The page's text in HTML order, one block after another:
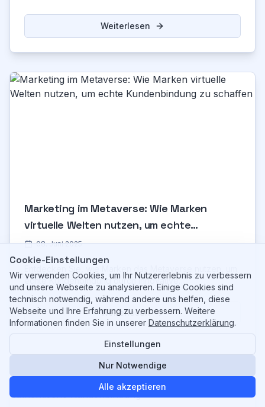
Weiterlesen
Marketing im Metaverse: Wie Marken
virtuelle Welten nutzen, um echte
Kundenbindung zu schaffen
08. Juni 2025
echte Kundenbindung durch innovative
Marketingstrategien, virtuelle Events und NFTs zu
schaffen.
Weiterlesen
Cookie-Einstellungen
Wir verwenden Cookies, um Ihr Nutzererlebnis zu verbessern
und unsere Webseite zu analysieren. Einige Cookies sind
technisch notwendig, während andere uns helfen, diese
Webseite und Ihre Erfahrung zu verbessern. Weitere
Informationen finden Sie in unserer Datenschutzerklärung.
Einstellungen
Nur Notwendige
Alle akzeptieren